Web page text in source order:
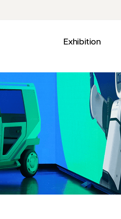
Exhibition
Wall